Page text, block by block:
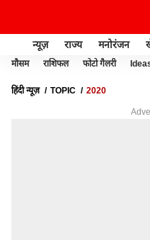
न्यूज़ राज्य मनोरंजन
मौसम राशिफल फोटो गैलरी
हिंदी न्यूज़ TOPIC 2020